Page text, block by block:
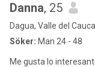
Danna, 25
Dagua, Valle del
Söker: Man 24 - 48
Me gusta lo